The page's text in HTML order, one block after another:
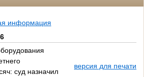
информация
суд назначил
версия для печати